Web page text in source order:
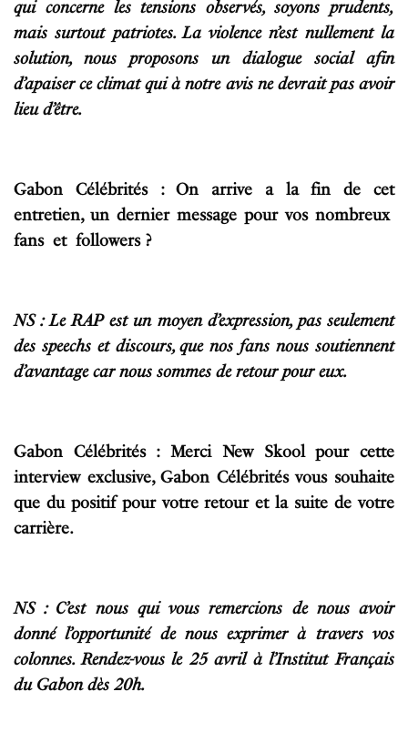
qui concerne les tensions observés, soyons prudents,
mais surtout patriotes. La violence n’est nullement la
solution, nous proposons un dialogue social afin
d’apaiser ce climat qui à notre avis ne devrait pas avoir
lieu d’être.
Gabon Célébrités : On arrive a la fin de cet
entretien, un dernier message pour vos nombreux
fans et followers ?
NS : Le RAP est un moyen d’expression, pas seulement
des speechs et discours, que nos fans nous soutiennent
d’avantage car nous sommes de retour pour eux.
Gabon Célébrités : Merci New Skool pour cette
interview exclusive, Gabon Célébrités vous souhaite
que du positif pour votre retour et la suite de votre
carrière.
NS : C’est nous qui vous remercions de nous avoir
donné l’opportunité de nous exprimer à travers vos
colonnes. Rendez-vous le 25 avril à l’Institut Français
du Gabon dès 20h.